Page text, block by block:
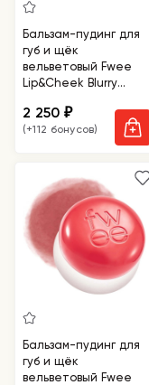
Бальзам-пудинг для
губ и щёк
вельветовый Fwee
Lip&Cheek Blurry
2 250₽
(+112 бонусов)
Бальзам-пудинг для
губ и щёк
вельветовый Fwee